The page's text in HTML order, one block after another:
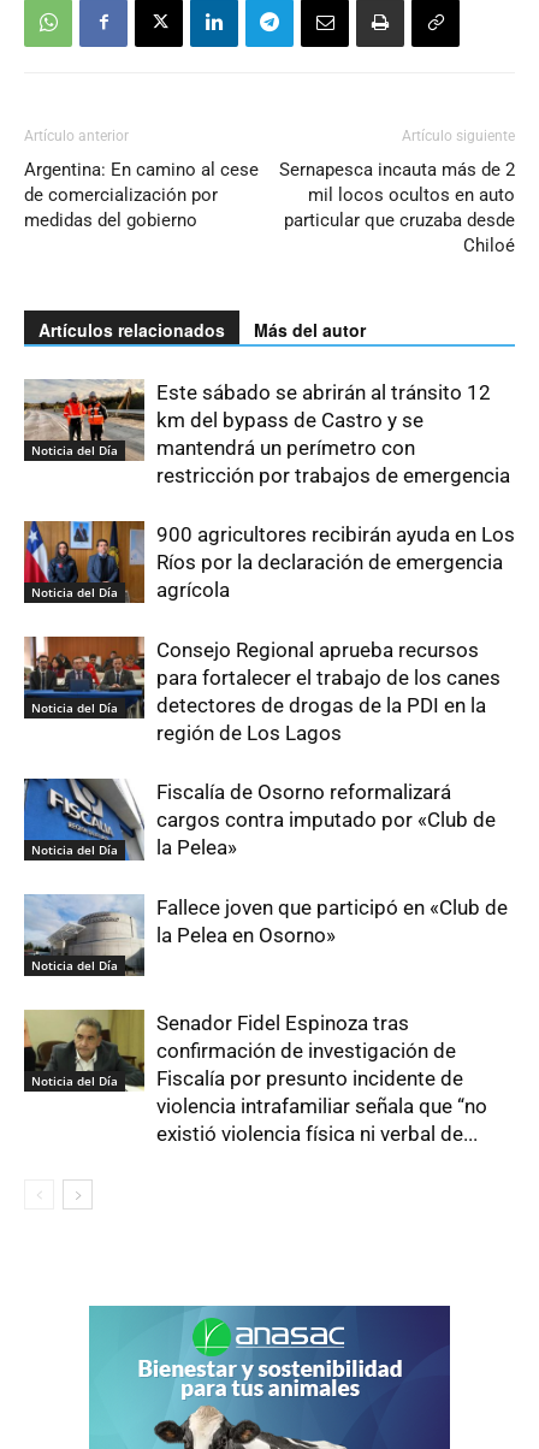
Artículo anterior
Argentina: En camino al cese
de comercialización por
medidas del gobierno
Artículo siguiente
Sernapesca incauta más de 2
mil locos ocultos en auto
particular que cruzaba desde
Chiloé
Artículos relacionados Más del autor
Noticia del Día
Este sábado se abrirán al tránsito 12
km del bypass de Castro y se
mantendrá un perímetro con
restricción por trabajos de emergencia
Noticia del Día
900 agricultores recibirán ayuda en Los
Ríos por la declaración de emergencia
agrícola
Noticia del Día
Consejo Regional aprueba recursos
para fortalecer el trabajo de los canes
detectores de drogas de la PDI en la
región de Los Lagos
Noticia del Día
Fiscalía de Osorno reformalizará
cargos contra imputado por «Club de
la Pelea»
Noticia del Día
Fallece joven que participó en «Club de
la Pelea en Osorno»
Noticia del Día
Senador Fidel Espinoza tras
confirmación de investigación de
Fiscalía por presunto incidente de
violencia intrafamiliar señala que “no
existió violencia física ni verbal de...